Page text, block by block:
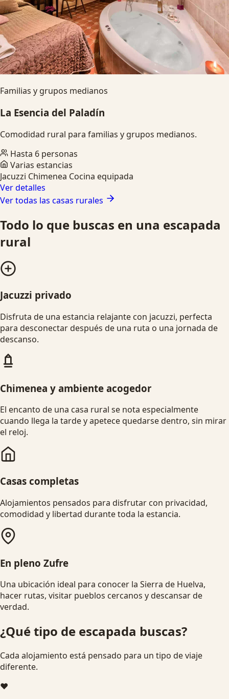
Familias y grupos medianos
La Esencia del Paladín
Comodidad rural para familias y grupos medianos.
Hasta 6 personas
Varias estancias
Jacuzzi Chimenea Cocina equipada
Ver detalles
Ver todas las casas rurales
Todo lo que buscas en una escapada
rural
Jacuzzi privado
Disfruta de una estancia relajante con jacuzzi, perfecta
para desconectar después de una ruta o una jornada de
descanso.
Chimenea y ambiente acogedor
El encanto de una casa rural se nota especialmente
cuando llega la tarde y apetece quedarse dentro, sin mirar
el reloj.
Casas completas
Alojamientos pensados para disfrutar con privacidad,
comodidad y libertad durante toda la estancia.
En pleno Zufre
Una ubicación ideal para conocer la Sierra de Huelva,
hacer rutas, visitar pueblos cercanos y descansar de
verdad.
¿Qué tipo de escapada buscas?
Cada alojamiento está pensado para un tipo de viaje
diferente.
❤️